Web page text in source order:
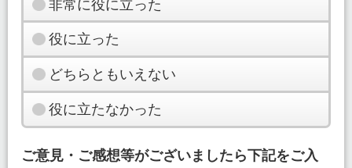
非常に役に立った
役に立った
どちらともいえない
役に立たなかった
ご意見・ご感想等がございましたら下記をご入